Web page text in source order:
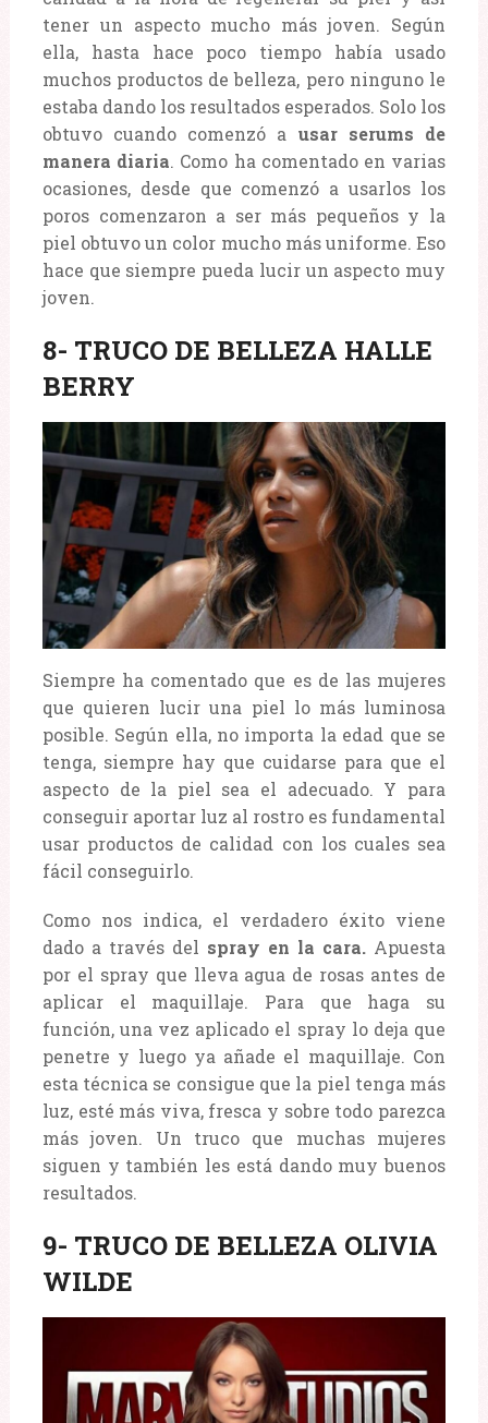
tener un aspecto mucho más joven. Según
ella, hasta hace poco tiempo había usado
muchos productos de belleza, pero ninguno le
estaba dando los resultados esperados. Solo los
obtuvo cuando comenzó a usar serums de
manera diaria. Como ha comentado en varias
ocasiones, desde que comenzó a usarlos los
poros comenzaron a ser más pequeños y la
piel obtuvo un color mucho más uniforme. Eso
hace que siempre pueda lucir un aspecto muy
joven.
8- TRUCO DE BELLEZA HALLE
BERRY
Siempre ha comentado que es de las mujeres
que quieren lucir una piel lo más luminosa
posible. Según ella, no importa la edad que se
tenga, siempre hay que cuidarse para que el
aspecto de la piel sea el adecuado. Y para
conseguir aportar luz al rostro es fundamental
usar productos de calidad con los cuales sea
fácil conseguirlo.
Como nos indica, el verdadero éxito viene
dado a través del spray en la cara. Apuesta
por el spray que lleva agua de rosas antes de
aplicar el maquillaje. Para que haga su
función, una vez aplicado el spray lo deja que
penetre y luego ya añade el maquillaje. Con
esta técnica se consigue que la piel tenga más
luz, esté más viva, fresca y sobre todo parezca
más joven. Un truco que muchas mujeres
siguen y también les está dando muy buenos
resultados.
9- TRUCO DE BELLEZA OLIVIA
WILDE